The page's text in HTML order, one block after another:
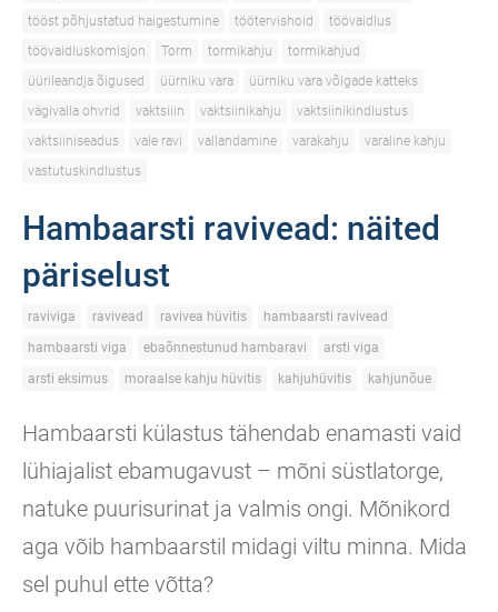
tööst põhjustatud haigestumine
töötervishoid
töövaidlus
töövaidluskomisjon
Torm tormikahju
tormikahjud
üürileandja õigused
üürniku vara
üürniku vara võlgade katteks
vägivalla ohvrid
vaktsiiin vaktsiinikahju
vaktsiinikindlustus
vaktsiiniseadus
vale ravi vallandamine varakahju
varaline kahju
vastutuskindlustus
Hambaarsti ravivead: näited
päriselust
raviviga ravivead ravivea hüvitis
hambaarsti ravivead
hambaarsti viga
ebaõnnestunud hambaravi
arsti viga
arsti eksimus
moraalse kahju hüvitis kahjuhüvitis kahjunõue
Hambaarsti külastus tähendab enamasti vaid
lühiajalist ebamugavust – mõni süstlatorge,
natuke puurisurinat ja valmis ongi. Mõnikord
aga võib hambaarstil midagi viltu minna. Mida
sel puhul ette võtta?